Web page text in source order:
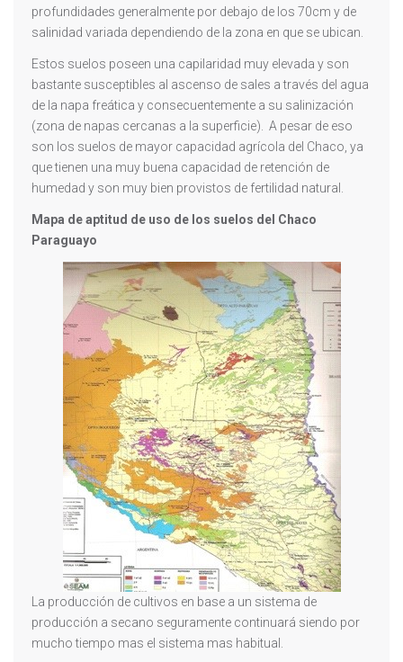
profundidades generalmente por debajo de los 70cm y de
salinidad variada dependiendo de la zona en que se ubican.
Estos suelos poseen una capilaridad muy elevada y son
bastante susceptibles al ascenso de sales a través del agua
de la napa freática y consecuentemente a su salinización
(zona de napas cercanas a la superficie). A pesar de eso
son los suelos de mayor capacidad agrícola del Chaco, ya
que tienen una muy buena capacidad de retención de
humedad y son muy bien provistos de fertilidad natural.
Mapa de aptitud de uso de los suelos del Chaco
Paraguayo
La producción de cultivos en base a un sistema de
producción a secano seguramente continuará siendo por
mucho tiempo mas el sistema mas habitual.